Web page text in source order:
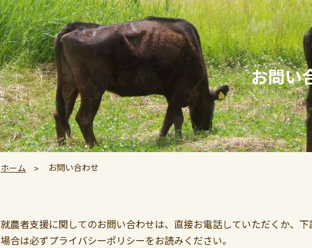
お問い
ホーム お問い合わせ
就農者支援に関してのお問い合わせは、直接お電話していただくか、
場合は必ずプライバシーポリシーをお読みください。